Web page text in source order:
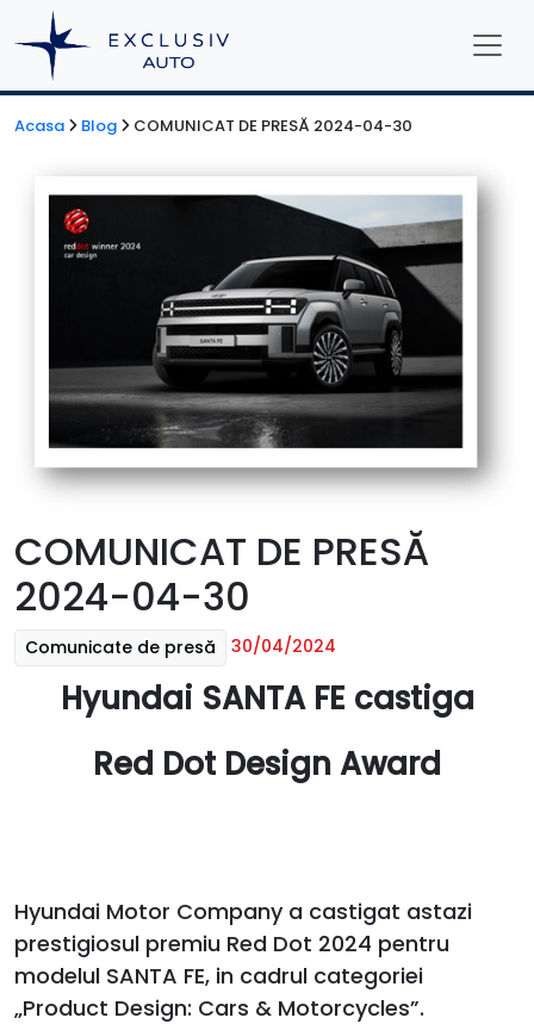
Acasa Blog COMUNICAT DE PRESĂ 2024-04-30
COMUNICAT DE PRESĂ
2024-04-30
Comunicate de presă 30/04/2024
Hyundai SANTA FE castiga
Red Dot Design Award
Hyundai Motor Company a castigat astazi
prestigiosul premiu Red Dot 2024 pentru
modelul SANTA FE, in cadrul categoriei
„Product Design: Cars & Motorcycles”.